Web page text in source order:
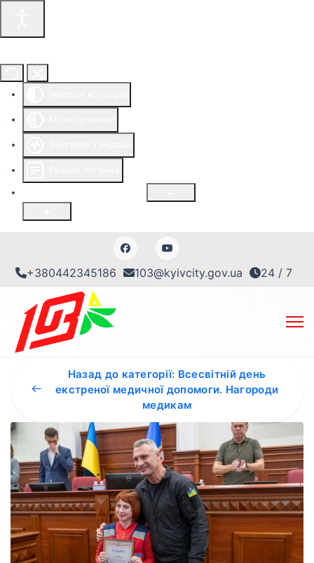
+380442345186 103@kyivcity.gov.ua 24 / 7
Назад до категорії: Всесвітній день
екстреної медичної допомоги. Нагороди
медикам